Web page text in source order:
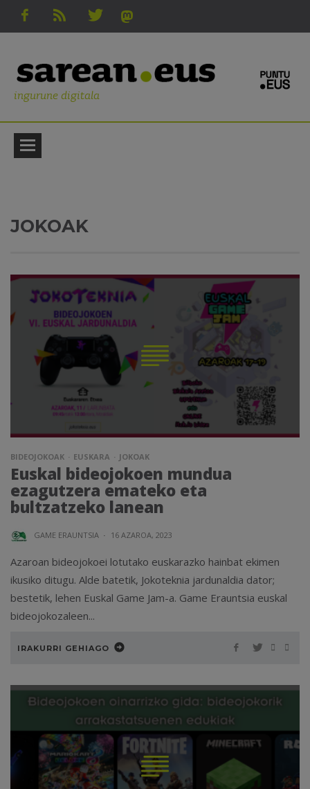
ingurune digitala
JOKOAK
BIDEOJOKOAK EUSKARA JOKOAK
Euskal bideojokoen mundua
ezagutzera emateko eta
bultzatzeko lanean
GAME ERAUNTSIA · 16 AZAROA, 2023
Azaroan bideojokoei lotutako euskarazko hainbat ekimen
ikusiko ditugu. Alde batetik, Jokoteknia jardunaldia dator;
bestetik, lehen Euskal Game Jam-a. Game Erauntsia euskal
bideojokozaleen...
IRAKURRI GEHIAGO